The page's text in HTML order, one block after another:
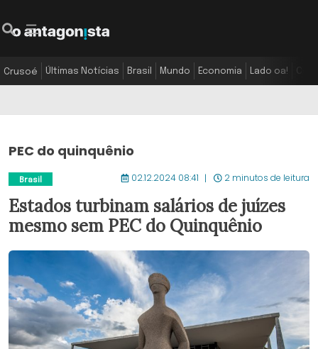
Crusoé Últimas Notícias Brasil Mundo Economia Lado oa!
PEC do quinquênio
Brasil 02.12.2024 08:41 2 minutos de leitura
Estados turbinam salários de juízes
mesmo sem PEC do Quinquênio